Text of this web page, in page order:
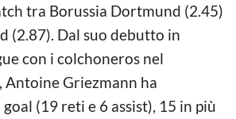
tra Borussia Dortmund (2.45)
(2.87). Dal suo debutto in
con i colchoneros nel
Griezmann ha
(19 reti e 6 assist), 15 in più